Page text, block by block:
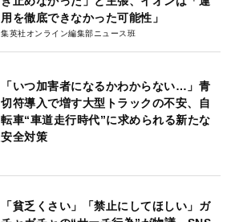
用を徹底できなかった可能性」
集英社オンライン編集部ニュース班
「いつ加害者になるかわからない…」青
切符導入で増す大型トラックの不安、自
転車“車道走行時代”に求められる新たな
安全対策
「貧乏くさい」「禁止にしてほしい」ガ